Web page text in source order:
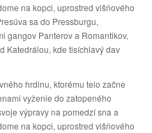
na kopci, uprostred višňového
sa do Pressburgu,
gangov Panterov a Romantikov,
Katedrálou, kde tisíchlavý dav
hrdinu, ktorému telo začne
vyženie do zatopeného
výpravy na pomedzí sna a
na kopci, uprostred višňového